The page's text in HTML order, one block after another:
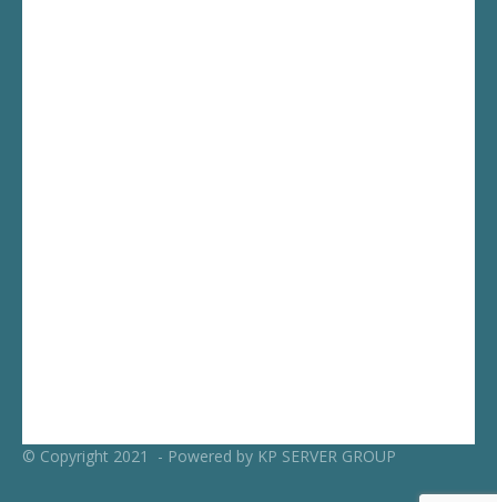
© Copyright 2021 - Powered by KP SERVER GROUP